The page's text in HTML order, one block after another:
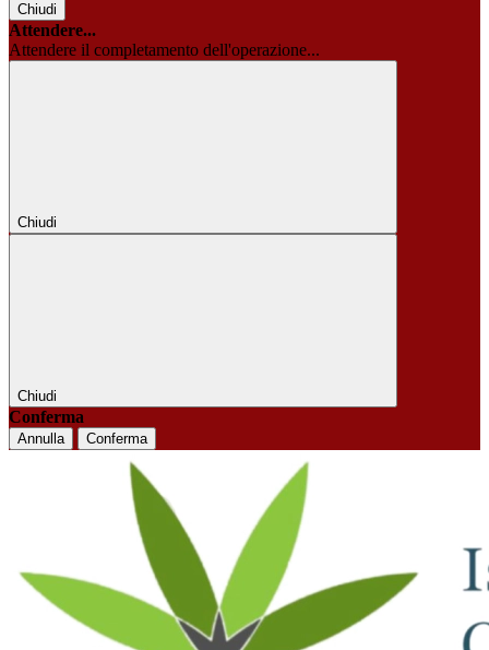
Chiudi
Attendere...
Attendere il completamento dell'operazione...
Chiudi
Chiudi
Conferma
Annulla Conferma